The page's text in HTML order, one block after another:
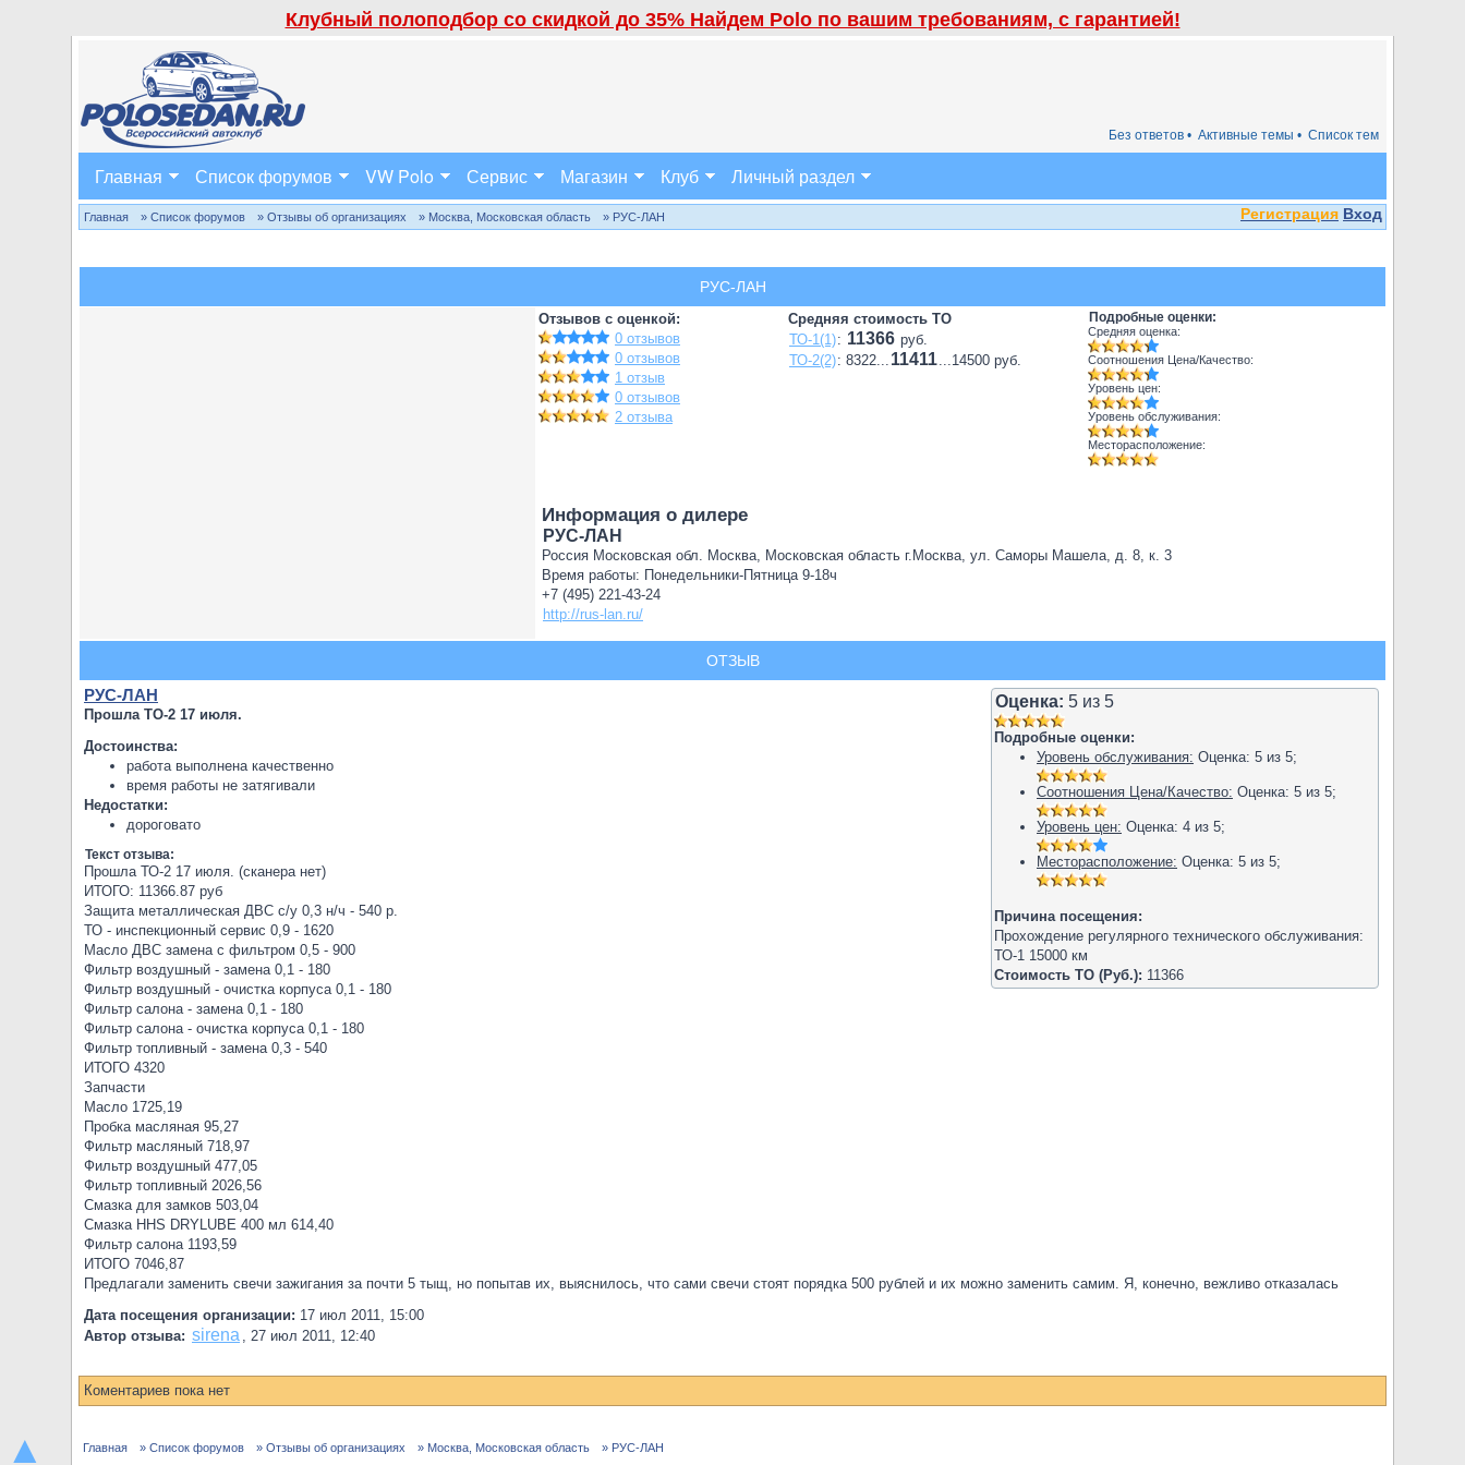
▲
Клубный полоподбор со скидкой до 35% Найдем Polo по вашим требованиям, с гарантией!
Список тем
Активные темы •
Без ответов •
Главная Список форумов VW Polo Сервис Магазин Клуб Личный раздел
Регистрация Вход
Главная » Список форумов » Отзывы об организациях » Москва, Московская область » РУС-ЛАН
РУС-ЛАН
Отзывов с оценкой:
0 отзывов
0 отзывов
1 отзыв
0 отзывов
2 отзыва
Средняя стоимость ТО
ТО-1(1): 11366 руб.
ТО-2(2): 8322... 11411...14500 руб.
Подробные оценки:
Средняя оценка:
Соотношения Цена/Качество:
Уровень цен:
Уровень обслуживания:
Месторасположение:
Информация о дилере
РУС-ЛАН
Россия Московская обл. Москва, Московская область г.Москва, ул. Саморы Машела, д. 8, к. 3
Время работы: Понедельники-Пятница 9-18ч
+7 (495) 221-43-24
http://rus-lan.ru/
ОТЗЫВ
Оценка: 5 из 5
Подробные оценки:
Уровень обслуживания: Оценка: 5 из 5;
Соотношения Цена/Качество: Оценка: 5 из 5;
Уровень цен: Оценка: 4 из 5;
Месторасположение: Оценка: 5 из 5;
Причина посещения:
Прохождение регулярного технического обслуживания:
ТО-1 15000 км
Стоимость ТО (Руб.): 11366
РУС-ЛАН
Прошла ТО-2 17 июля.
Достоинства:
работа выполнена качественно
время работы не затягивали
Недостатки:
дороговато
Текст отзыва:
Прошла ТО-2 17 июля. (сканера нет)
ИТОГО: 11366.87 руб
Защита металлическая ДВС с/у 0,3 н/ч - 540 р.
ТО - инспекционный сервис 0,9 - 1620
Масло ДВС замена с фильтром 0,5 - 900
Фильтр воздушный - замена 0,1 - 180
Фильтр воздушный - очистка корпуса 0,1 - 180
Фильтр салона - замена 0,1 - 180
Фильтр салона - очистка корпуса 0,1 - 180
Фильтр топливный - замена 0,3 - 540
ИТОГО 4320
Запчасти
Масло 1725,19
Пробка масляная 95,27
Фильтр масляный 718,97
Фильтр воздушный 477,05
Фильтр топливный 2026,56
Смазка для замков 503,04
Смазка HHS DRYLUBE 400 мл 614,40
Фильтр салона 1193,59
ИТОГО 7046,87
Предлагали заменить свечи зажигания за почти 5 тыщ, но попытав их, выяснилось, что сами свечи стоят порядка 500 рублей и их можно заменить самим. Я, конечно, вежливо отказалась
Дата посещения организации: 17 июл 2011, 15:00
Автор отзыва: sirena , 27 июл 2011, 12:40
Коментариев пока нет
Главная » Список форумов » Отзывы об организациях » Москва, Московская область » РУС-ЛАН